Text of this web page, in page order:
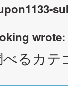
wrote:
べるカテ